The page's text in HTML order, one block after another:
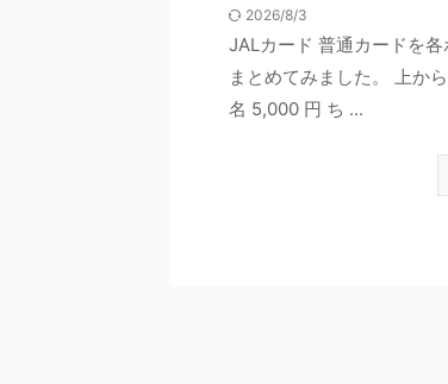
2026/8/3
JALカード 普通カードを
まとめてみました。 上か
名 5,000 円 ち ...